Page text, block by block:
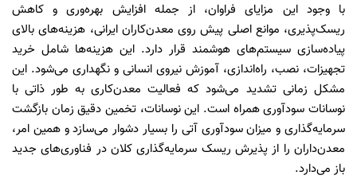
با وجود این مزایای فراوان، از جمله افزایش بهره‌وری و کاهش
ریسک‌پذیری، موانع اصلی پیش روی معدن‌کاران ایرانی، هزینه‌های بالای
پیاده‌سازی سیستم‌های هوشمند قرار دارد. این هزینه‌ها شامل خرید
تجهیزات، نصب، راه‌اندازی، آموزش نیروی انسانی و نگهداری می‌شود. این
مشکل زمانی تشدید می‌شود که فعالیت معدن‌کاری به طور ذاتی با
نوسانات سودآوری همراه است. این نوسانات، تخمین دقیق زمان بازگشت
سرمایه‌گذاری و میزان سودآوری آتی را بسیار دشوار می‌سازد و همین امر،
معدن‌داران را از پذیرش ریسک سرمایه‌گذاری کلان در فناوری‌های جدید
باز می‌دارد.